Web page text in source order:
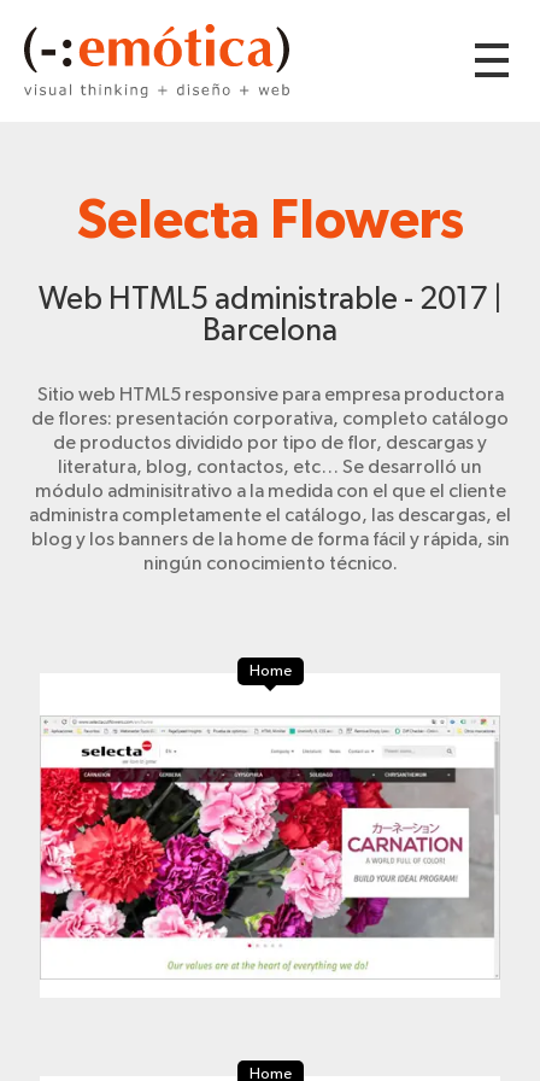
Selecta Flowers
Web HTML5 administrable - 2017 |
Barcelona
Sitio web HTML5 responsive para empresa productora
de flores: presentación corporativa, completo catálogo
de productos dividido por tipo de flor, descargas y
literatura, blog, contactos, etc… Se desarrolló un
módulo adminisitrativo a la medida con el que el cliente
administra completamente el catálogo, las descargas, el
blog y los banners de la home de forma fácil y rápida, sin
ningún conocimiento técnico.
Home
Home